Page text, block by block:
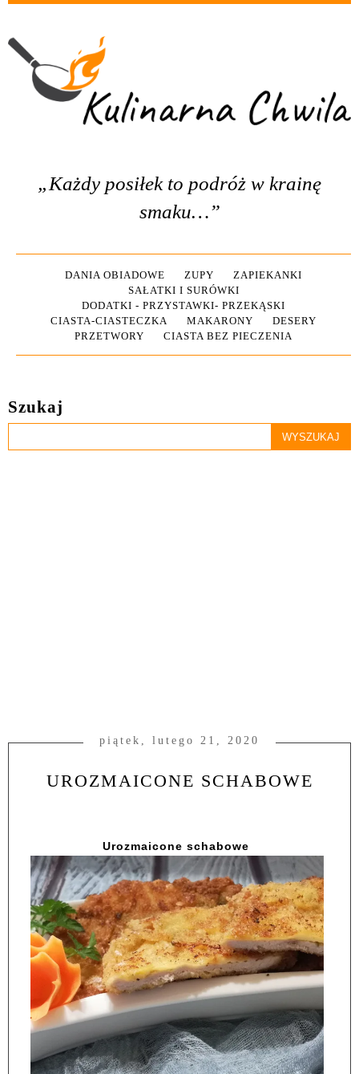
„Każdy posiłek to podróż w krainę
smaku…”
DANIA OBIADOWE ZUPY
ZAPIEKANKI
SAŁATKI I SURÓWKI
DODATKI - PRZYSTAWKI- PRZEKĄSKI
CIASTA-CIASTECZKA
MAKARONY
DESERY
PRZETWORY
CIASTA BEZ PIECZENIA
Szukaj
piątek, lutego 21, 2020
UROZMAICONE SCHABOWE
Urozmaicone schabowe